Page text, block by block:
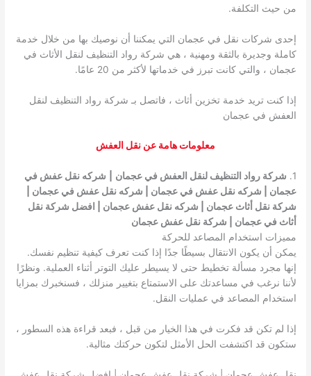
من حيث التكلفة.
إحدى شركات نقل في عجمان التي يمكننا أن نوصيك بها من خلال خدمة
كاملة وجديرة بالثقة ومهنية ، هي شركة رواد التنظيف لنقل الأثاث في
عجمان ، والتي كانت تبرز في خدماتها لأكثر من 20 عامًا.
إذا كنت تريد خدمة تخزين أثاث ، فاتصل بـ شركة رواد التنظيف لنقل
العفش في عجمان
معلومات هامة عن نقل العفش
1. شركة رواد التنظيف لنقل العفش في عجمان
شركه نقل عفش في
عجمان | شركه نقل عفش في عجمان | شركه نقل عفش في عجمان |
شركة نقل أثاث عجمان | شركه نقل عفش عجمان | افضل شركة نقل
أثاث في عجمان | شركة نقل عفش عجمان
مميزات استخدام المصاعد للحركة
يمكن أن يكون الانتقال بسيطًا جدًا إذا كنت تعرف كيفية تنظيم نفسك.
إنها مجرد مسألة تخطيط حتى لا يسيطر عليك التوتر أثناء العملية. ونظرًا
لأننا نرغب في مساعدتك على الاستمتاع بتغيير منزلك ، فسنخبرك بمزايا
استخدام المصاعد في عمليات النقل.
إذا لم تكن قد فكرت في هذا الخيار من قبل ، فبعد قراءة هذه السطور ،
ستكون قد اكتشفت الحل الأمثل لتكون حركتك مثالية.